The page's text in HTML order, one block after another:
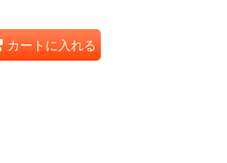
カートに入れる